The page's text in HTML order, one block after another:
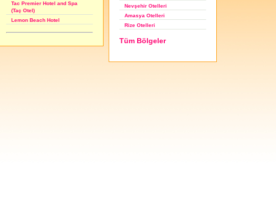
Tac Premier Hotel and Spa
(Taç Otel)
Lemon Beach Hotel
Nevşehir Otelleri
Amasya Otelleri
Rize Otelleri
Tüm Bölgeler